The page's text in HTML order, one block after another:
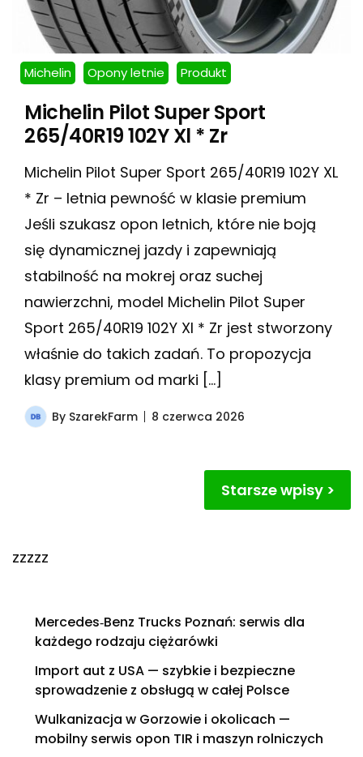
Michelin Opony letnie Produkt
Michelin Pilot Super Sport
265/40R19 102Y Xl * Zr
Michelin Pilot Super Sport 265/40R19 102Y XL
* Zr – letnia pewność w klasie premium
Jeśli szukasz opon letnich, które nie boją
się dynamicznej jazdy i zapewniają
stabilność na mokrej oraz suchej
nawierzchni, model Michelin Pilot Super
Sport 265/40R19 102Y Xl * Zr jest stworzony
właśnie do takich zadań. To propozycja
klasy premium od marki […]
By SzarekFarm 8 czerwca 2026
Starsze wpisy
zzzzz
Mercedes‑Benz Trucks Poznań: serwis dla
każdego rodzaju ciężarówki
Import aut z USA — szybkie i bezpieczne
sprowadzenie z obsługą w całej Polsce
Wulkanizacja w Gorzowie i okolicach —
mobilny serwis opon TIR i maszyn rolniczych